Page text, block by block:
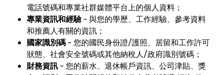
電話號碼和專業社群媒體平台上的個人資料；
專業資訊和經驗– 與您的學歷、工作經驗、參考資料
和推薦人有關的資訊；
國家識別碼 – 您的國民身份證/護照、居留和工作許可
狀態、社會安全號碼或其他納稅人/政府識別號碼；
財務資訊 – 您的薪水、退休帳戶資訊、公司津貼、獎